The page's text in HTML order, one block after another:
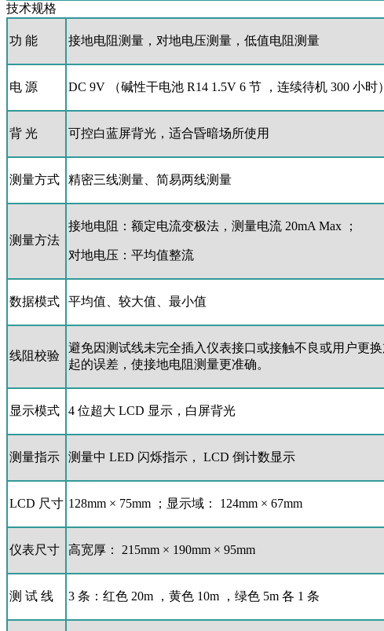
技术规格
功 能 接地电阻测量，对地电压测量，低值电阻测量
电 源 DC 9V （碱性干电池 R14 1.5V 6 节 ，连续待机 300 小时）
背 光 可控白蓝屏背光，适合昏暗场所使用
测量方式 精密三线测量、简易两线测量
测量方法
接地电阻：额定电流变极法，测量电流 20mA Max ；
对地电压：平均值整流
数据模式 平均值、较大值、最小值
线阻校验
避免因测试线未完全插入仪表接口或接触不良或用户更换
起的误差，使接地电阻测量更准确。
显示模式 4 位超大 LCD 显示，白屏背光
测量指示 测量中 LED 闪烁指示， LCD 倒计数显示
LCD 尺寸 128mm × 75mm ；显示域： 124mm × 67mm
仪表尺寸 高宽厚： 215mm × 190mm × 95mm
测 试 线 3 条：红色 20m ，黄色 10m ，绿色 5m 各 1 条